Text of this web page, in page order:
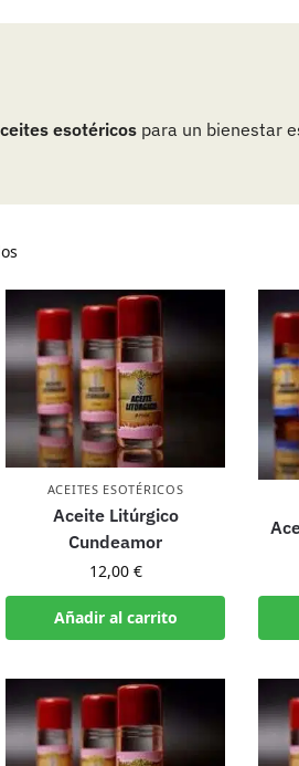
esotéricospara un bienestar
ACEITES ESOTÉRICOS
Aceite Litúrgico
Cundeamor
12,00 €
Añadir al carrito